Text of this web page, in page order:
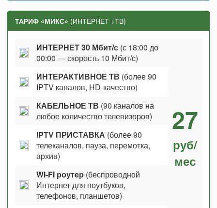
ТАРИФ «МИКС» (ИНТЕРНЕТ +ТВ)
ИНТЕРНЕТ 30 Мбит/с (с 18:00 до
00:00 — скорость 10 Мбит/с)
27
руб/
мес
ИНТЕРАКТИВНОЕ ТВ (более 90
IPTV каналов, HD-качество)
КАБЕЛЬНОЕ ТВ (90 каналов на
любое количество телевизоров)
IPTV ПРИСТАВКА (более 90
телеканалов, пауза, перемотка,
архив)
WI-FI роутер (беспроводной
Интернет для ноутбуков,
телефонов, планшетов)